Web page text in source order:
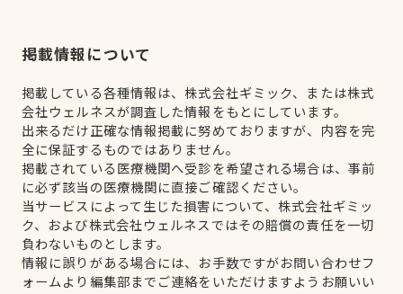
掲載情報について
掲載している各種情報は、株式会社ギミック、または株式
会社ウェルネスが調査した情報をもとにしています。
出来るだけ正確な情報掲載に努めておりますが、内容を完
全に保証するものではありません。
掲載されている医療機関へ受診を希望される場合は、事前
に必ず該当の医療機関に直接ご確認ください。
当サービスによって生じた損害について、株式会社ギミッ
ク、および株式会社ウェルネスではその賠償の責任を一切
負わないものとします。
情報に誤りがある場合には、お手数ですがお問い合わせフ
ォームより編集部までご連絡をいただけますようお願いい